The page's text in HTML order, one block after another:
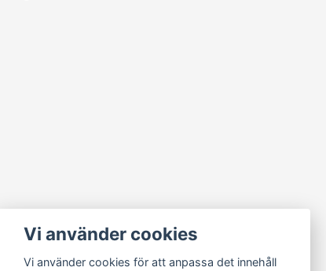
Vi använder cookies
Vi använder cookies för att anpassa det innehåll